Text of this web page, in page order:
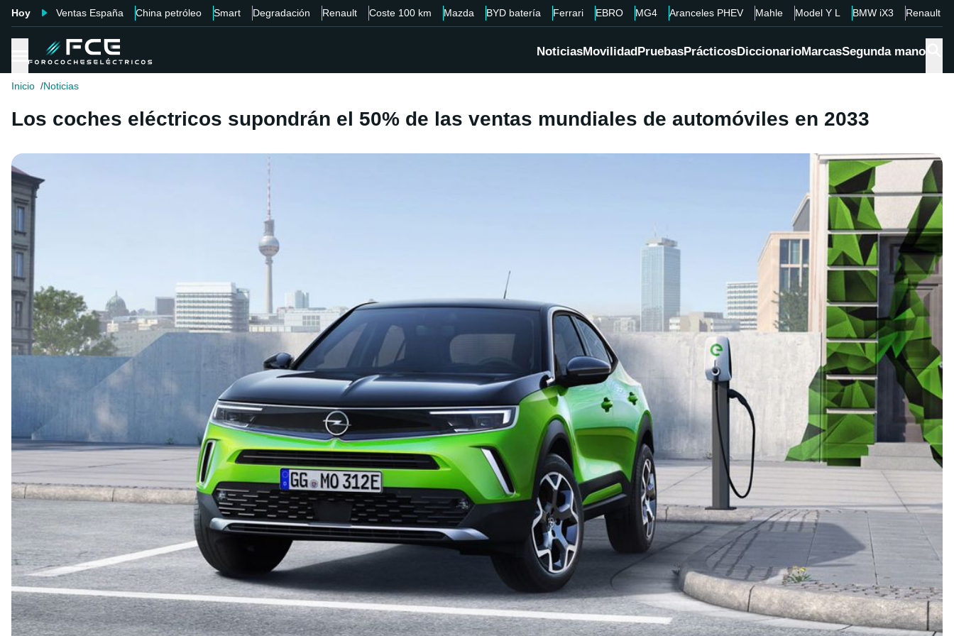
Hoy Ventas España China petróleo Smart Degradación Renault Coste 100 km Mazda BYD batería Ferrari EBRO MG4 Aranceles PHEV Mahle Model Y L BMW iX3 Renault
NoticiasMovilidadPruebasPrácticosDiccionarioMarcasSegunda mano
Inicio Noticias
Los coches eléctricos supondrán el 50% de las ventas mundiales de automóviles en 2033